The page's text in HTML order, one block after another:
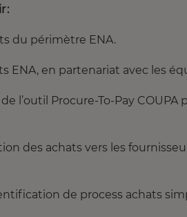
:
du périmètre ENA.
ENA, en partenariat avec les
l’outil Procure-To-Pay COUPA
des achats vers les
de process achats